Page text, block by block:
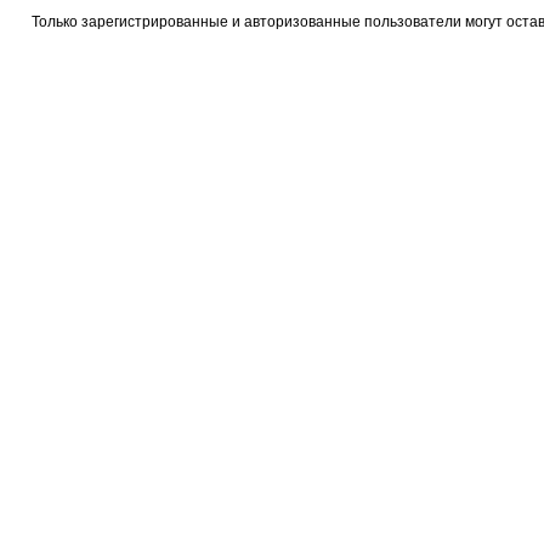
Только зарегистрированные и авторизованные пользователи могут